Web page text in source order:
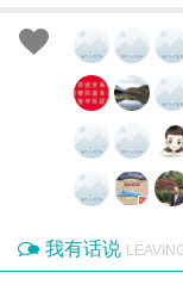
我有话说